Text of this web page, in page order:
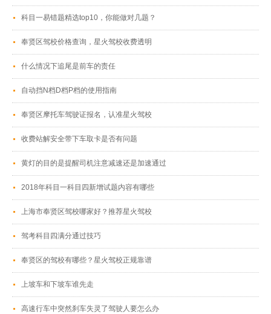
科目一易错题精选top10，你能做对几题？
奉贤区驾校价格查询，星火驾校收费透明
什么情况下追尾是前车的责任
自动挡N档D档P档的使用指南
奉贤区摩托车驾驶证报名，认准星火驾校
收费站解安全带下车取卡是否有问题
黄灯的目的是提醒司机注意减速还是加速通过
2018年科目一科目四新增试题内容有哪些
上海市奉贤区驾校哪家好？推荐星火驾校
驾考科目四满分通过技巧
奉贤区的驾校有哪些？星火驾校正规靠谱
上坡车和下坡车谁先走
高速行车中突然刹车失灵了驾驶人要怎么办